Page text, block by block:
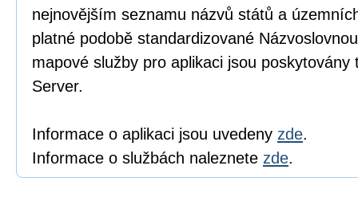
nejnovějším seznamu názvů států a
platné podobě standardizované
mapové služby pro aplikaci jsou poskytovány
Server.
Informace o aplikaci jsou uvedeny zde.
Informace o službách naleznete zde.